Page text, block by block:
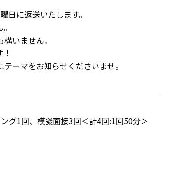
日に返送いたします。
いません。
ーマをお知らせくださいませ。
グ1回、模擬面接3回＜計4回:1回50分＞